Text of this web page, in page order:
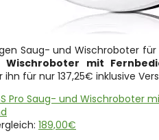
Saug- und Wischroboter
Wischroboter mit
für nur 137,25€ inklusive
Pro Saug- und Wischroboter
189,00€